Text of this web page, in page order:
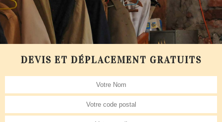
DEVIS ET DÉPLACEMENT GRATUITS